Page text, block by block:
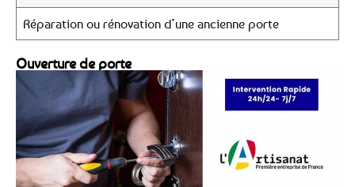
Réparation ou rénovation d’une ancienne porte
Ouverture de porte